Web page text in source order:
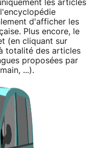
les articles
d'afficher les
Plus encore, le
(en cliquant sur
totalité des articles
proposées par
...).